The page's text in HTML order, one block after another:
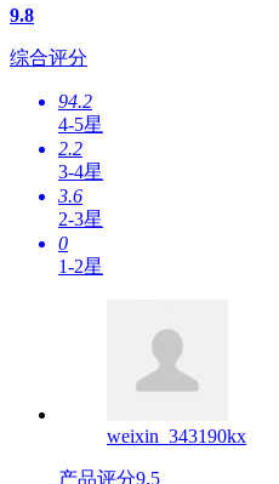
9.8
综合评分
94.2
4-5星
2.2
3-4星
3.6
2-3星
0
1-2星
weixin_343190kx
产品评分9.5